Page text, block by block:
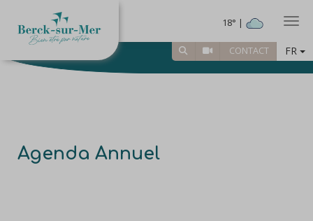
18° |
CONTACT FR
Agenda Annuel